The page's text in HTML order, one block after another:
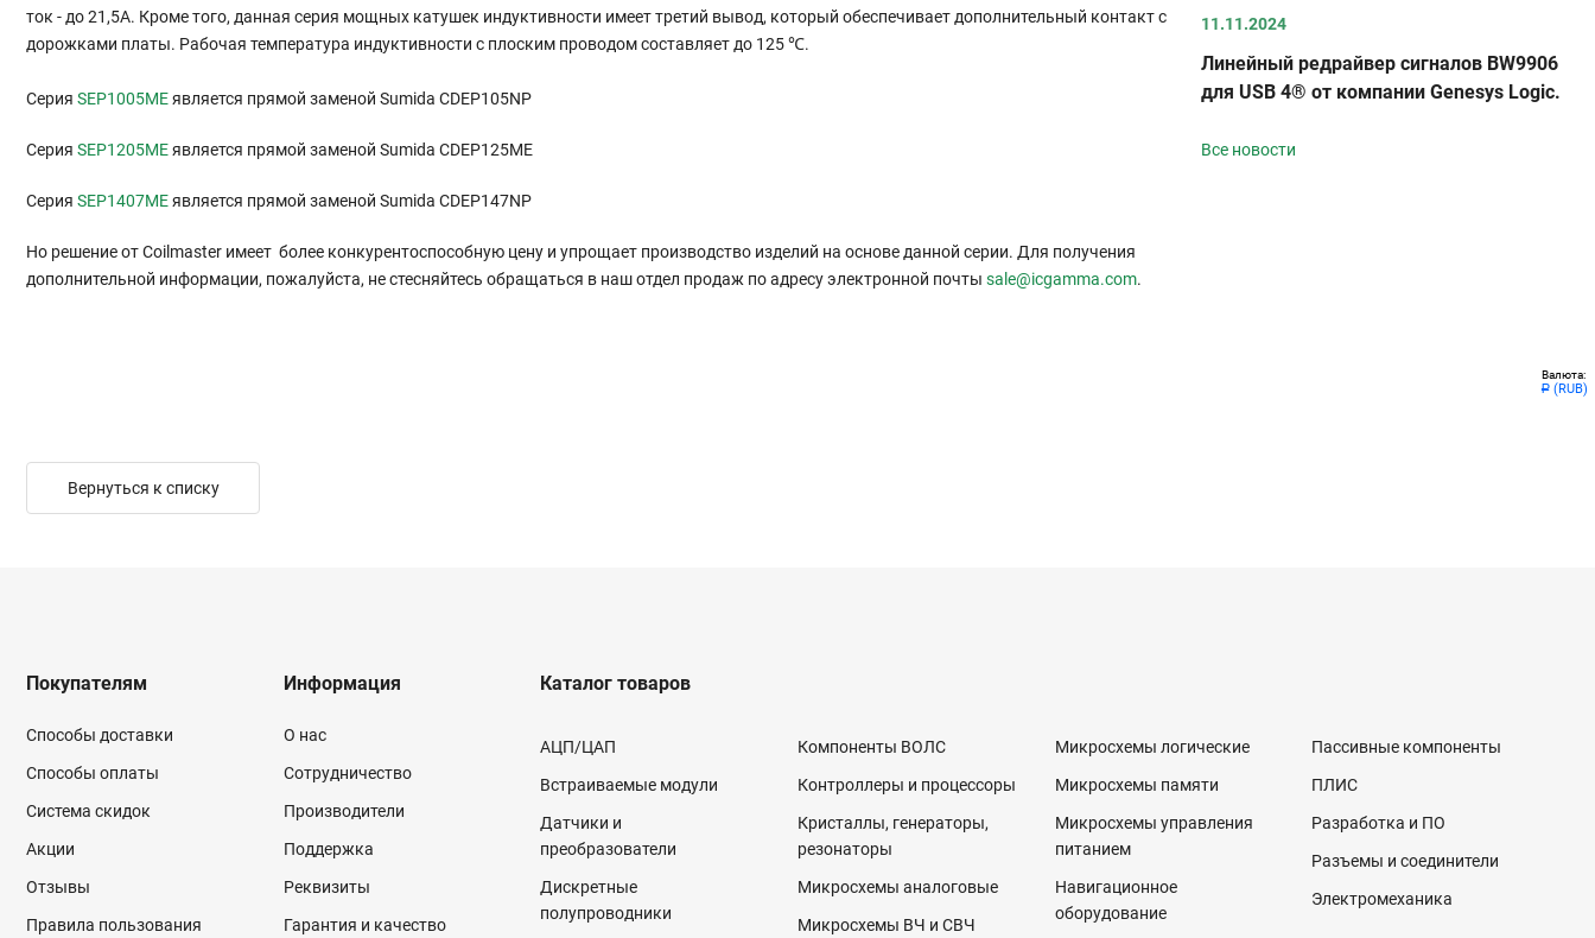
Валюта:
Р (RUB)
ток - до 21,5А. Кроме того, данная серия мощных катушек индуктивности имеет третий вывод, который обеспечивает дополнительный контакт с
дорожками платы. Рабочая температура индуктивности с плоским проводом составляет до 125 ℃.
Серия SEP1005MEявляется прямой заменой Sumida CDEP105NP
Серия SEP1205MEявляется прямой заменой Sumida CDEP125ME
Серия SEP1407MEявляется прямой заменой Sumida CDEP147NP
Но решение от Coilmaster имеет более конкурентоспособную цену и упрощает производство изделий на основе данной серии. Для получения
дополнительной информации, пожалуйста, не стесняйтесь обращаться в наш отдел продаж по адресу электронной почты sale@icgamma.com.
11.11.2024
Линейный редрайвер сигналов BW9906
для USB 4® от компании Genesys Logic.
Все новости
Вернуться к списку
Покупателям
Способы доставки
Способы оплаты
Система скидок
Акции
Отзывы
Правила пользования
Информация
О нас
Сотрудничество
Производители
Поддержка
Реквизиты
Гарантия и качество
Каталог товаров
АЦП/ЦАП
Встраиваемые модули
Датчики и
преобразователи
Дискретные
полупроводники
Компоненты ВОЛС
Контроллеры и процессоры
Кристаллы, генераторы,
резонаторы
Микросхемы аналоговые
Микросхемы ВЧ и СВЧ
Микросхемы логические
Микросхемы памяти
Микросхемы управления
питанием
Навигационное
оборудование
Пассивные компоненты
ПЛИС
Разработка и ПО
Разъемы и соединители
Электромеханика